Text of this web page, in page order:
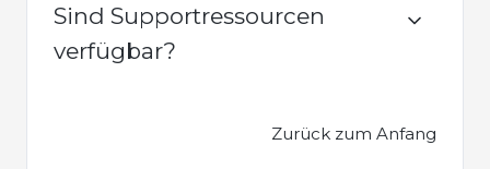
Sind Supportressourcen
verfügbar?
Zurück zum Anfang